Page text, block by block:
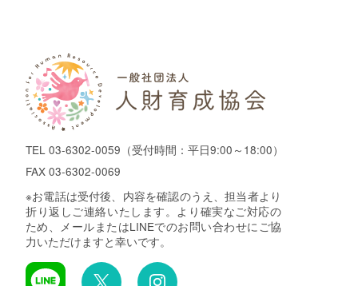
TEL 03-6302-0059 （受付時間：平日9:00～18:00）
FAX 03-6302-0069
※お電話は受付後、内容を確認のうえ、担当者より
折り返しご連絡いたします。より確実なご対応の
ため、メールまたはLINEでのお問い合わせにご協
力いただけますと幸いです。